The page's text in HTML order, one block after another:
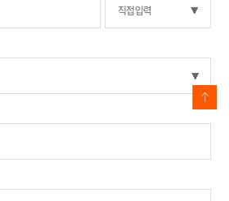
한 기간동안 회원정보를 보관합니다.
: 1년
고지하거나 개별적으로 이용자의 동의를 받은
기간
및 방법은 다음과 같습니다.
법령에 의한 정보보호 사유에 따라(보유 및
된 후 파기되어집니다. 별도 DB로 옮겨진
가 아니고서는 보유되어지는 이외의 다른 목적으로